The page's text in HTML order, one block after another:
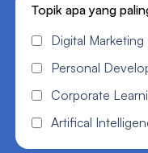
Topik apa yang
Digital Marketing
Personal
Corporate
Artifical